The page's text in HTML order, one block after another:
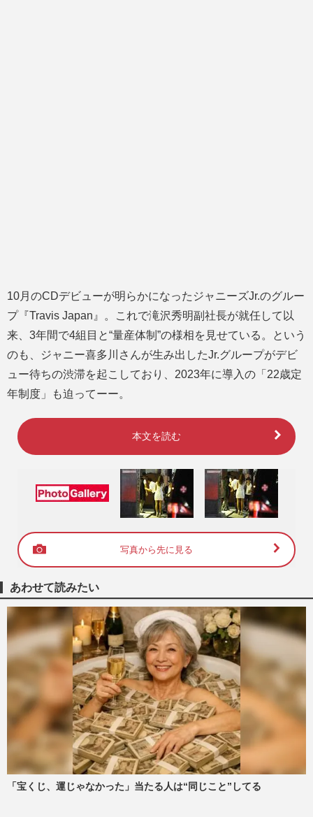
10月のCDデビューが明らかになったジャニーズJr.のグルー
プ『Travis Japan』。これで滝沢秀明副社長が就任して以
来、3年間で4組目と“量産体制”の様相を見せている。という
のも、ジャニー喜多川さんが生み出したJr.グループがデビ
ュー待ちの渋滞を起こしており、2023年に導入の「22歳定
年制度」も迫ってーー。
本文を読む
写真から先に見る
あわせて読みたい
「宝くじ、運じゃなかった」当たる人は“同じこと”してる